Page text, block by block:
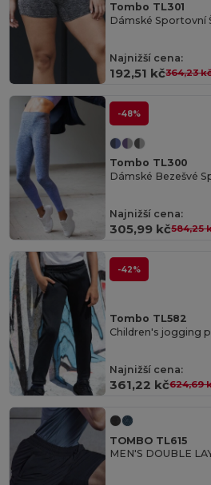
Tombo TL301
Najnižší cena:
192,51 kč364,23
-48%
Tombo TL300
Dámské Bezešvé
Najnižší cena:
305,99 kč584,25
-42%
Tombo TL582
Children's jogging
Najnižší cena:
361,22 kč624,69
TOMBO TL615
MEN'S DOUBLE